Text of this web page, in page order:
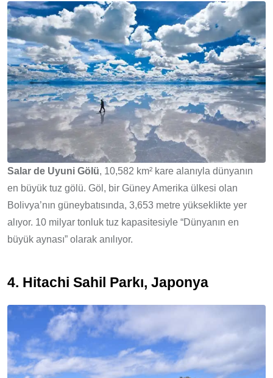
Salar de Uyuni Gölü, 10,582 km² kare alanıyla dünyanın
en büyük tuz gölü. Göl, bir Güney Amerika ülkesi olan
Bolivya’nın güneybatısında, 3,653 metre yükseklikte yer
alıyor. 10 milyar tonluk tuz kapasitesiyle “Dünyanın en
büyük aynası” olarak anılıyor.
4. Hitachi Sahil Parkı, Japonya